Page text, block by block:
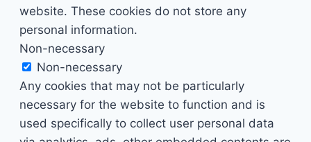
website. These cookies do not store any
personal information.
Non-necessary
Non-necessary
Any cookies that may not be particularly
necessary for the website to function and is
used specifically to collect user personal data